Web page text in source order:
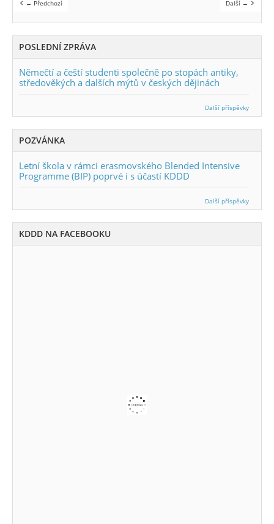
← Předchozí Další →
POSLEDNÍ ZPRÁVA
Němečtí a čeští studenti společně po stopách antiky,
středověkých a dalších mýtů v českých dějinách
Další příspěvky
POZVÁNKA
Letní škola v rámci erasmovského Blended Intensive
Programme (BIP) poprvé i s účastí KDDD
Další příspěvky
KDDD NA FACEBOOKU